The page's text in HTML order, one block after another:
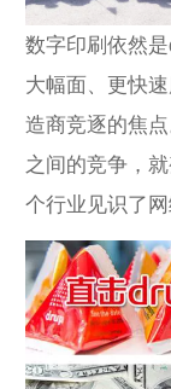
数字印刷依然
大幅面、更快
造商竞逐的焦
之间的竞争，
个行业见识了网